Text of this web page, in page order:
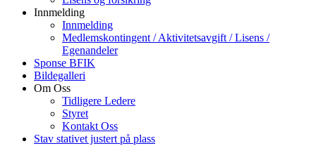
Innmelding
Innmelding
Medlemskontingent / Aktivitetsavgift / Lisens /
Egenandeler
Sponse BFIK
Bildegalleri
Om Oss
Tidligere Ledere
Styret
Kontakt Oss
Stav stativet justert på plass